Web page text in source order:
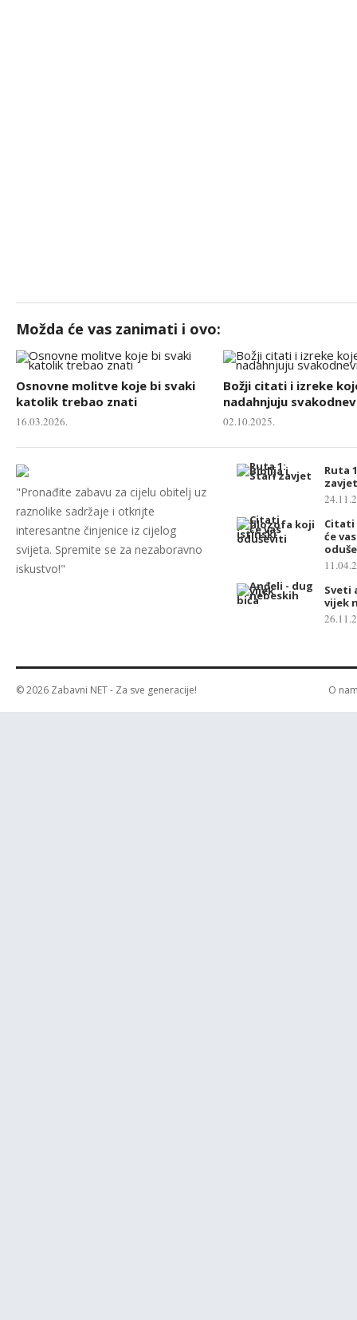
Možda će vas zanimati i ovo:
Osnovne molitve koje bi svaki
katolik trebao znati
16.03.2026.
Božji citati i izreke
nadahnjuju
02.10.2025.
"Pronađite zabavu za cijelu obitelj uz
raznolike sadržaje i otkrijte
interesantne činjenice iz cijelog
svijeta. Spremite se za nezaboravno
iskustvo!"
Ruta
zavjet
će
Sveti
vijek
© 2026 Zabavni NET- Za sve generacije! O